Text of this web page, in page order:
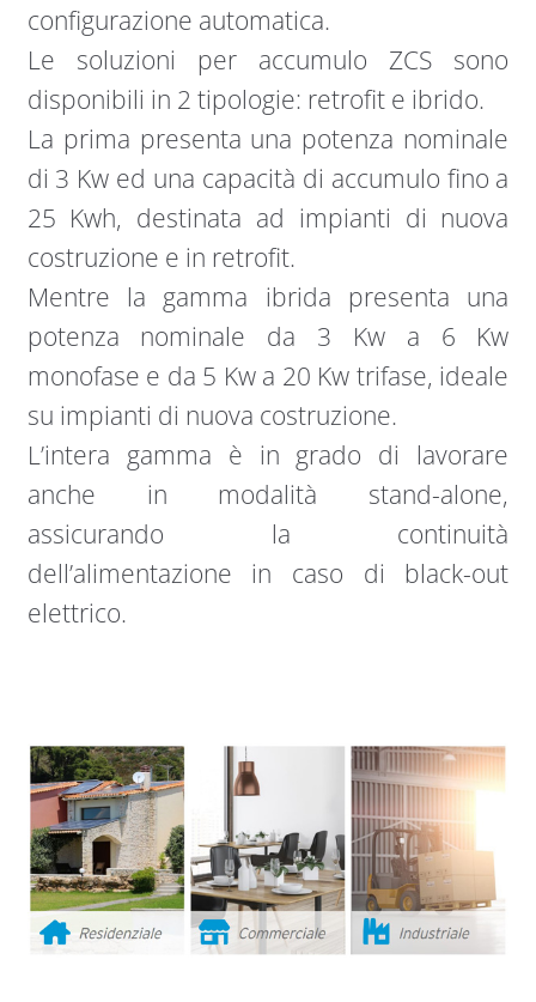
configurazione automatica.
Le soluzioni per accumulo ZCS sono
disponibili in 2 tipologie: retrofit e ibrido.
La prima presenta una potenza nominale
di 3 Kw ed una capacità di accumulo fino a
25 Kwh, destinata ad impianti di nuova
costruzione e in retrofit.
Mentre la gamma ibrida presenta una
potenza nominale da 3 Kw a 6 Kw
monofase e da 5 Kw a 20 Kw trifase, ideale
su impianti di nuova costruzione.
L’intera gamma è in grado di lavorare
anche in modalità stand-alone,
assicurando la continuità
dell’alimentazione in caso di black-out
elettrico.